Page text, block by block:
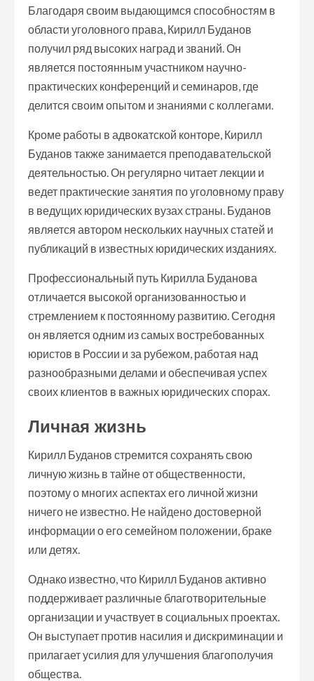
Благодаря своим выдающимся способностям в
области уголовного права, Кирилл Буданов
получил ряд высоких наград и званий. Он
является постоянным участником научно-
практических конференций и семинаров, где
делится своим опытом и знаниями с коллегами.
Кроме работы в адвокатской конторе, Кирилл
Буданов также занимается преподавательской
деятельностью. Он регулярно читает лекции и
ведет практические занятия по уголовному праву
в ведущих юридических вузах страны. Буданов
является автором нескольких научных статей и
публикаций в известных юридических изданиях.
Профессиональный путь Кирилла Буданова
отличается высокой организованностью и
стремлением к постоянному развитию. Сегодня
он является одним из самых востребованных
юристов в России и за рубежом, работая над
разнообразными делами и обеспечивая успех
своих клиентов в важных юридических спорах.
Личная жизнь
Кирилл Буданов стремится сохранять свою
личную жизнь в тайне от общественности,
поэтому о многих аспектах его личной жизни
ничего не известно. Не найдено достоверной
информации о его семейном положении, браке
или детях.
Однако известно, что Кирилл Буданов активно
поддерживает различные благотворительные
организации и участвует в социальных проектах.
Он выступает против насилия и дискриминации и
прилагает усилия для улучшения благополучия
общества.